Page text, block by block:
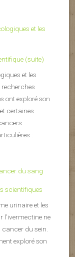
(suite)
et les
ont exploré son
certaines
:
scientifiques
urinaire et les
ne
du sein.
exploré son